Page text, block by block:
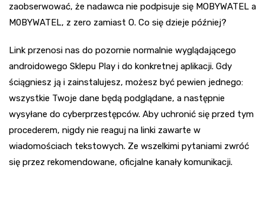
zaobserwować, że nadawca nie podpisuje się MOBYWATEL a
M0BYWATEL, z zero zamiast O. Co się dzieje później?
Link przenosi nas do pozornie normalnie wyglądającego
androidowego Sklepu Play i do konkretnej aplikacji. Gdy
ściągniesz ją i zainstalujesz, możesz być pewien jednego:
wszystkie Twoje dane będą podglądane, a następnie
wysyłane do cyberprzestępców. Aby uchronić się przed tym
procederem, nigdy nie reaguj na linki zawarte w
wiadomościach tekstowych. Ze wszelkimi pytaniami zwróć
się przez rekomendowane, oficjalne kanały komunikacji.